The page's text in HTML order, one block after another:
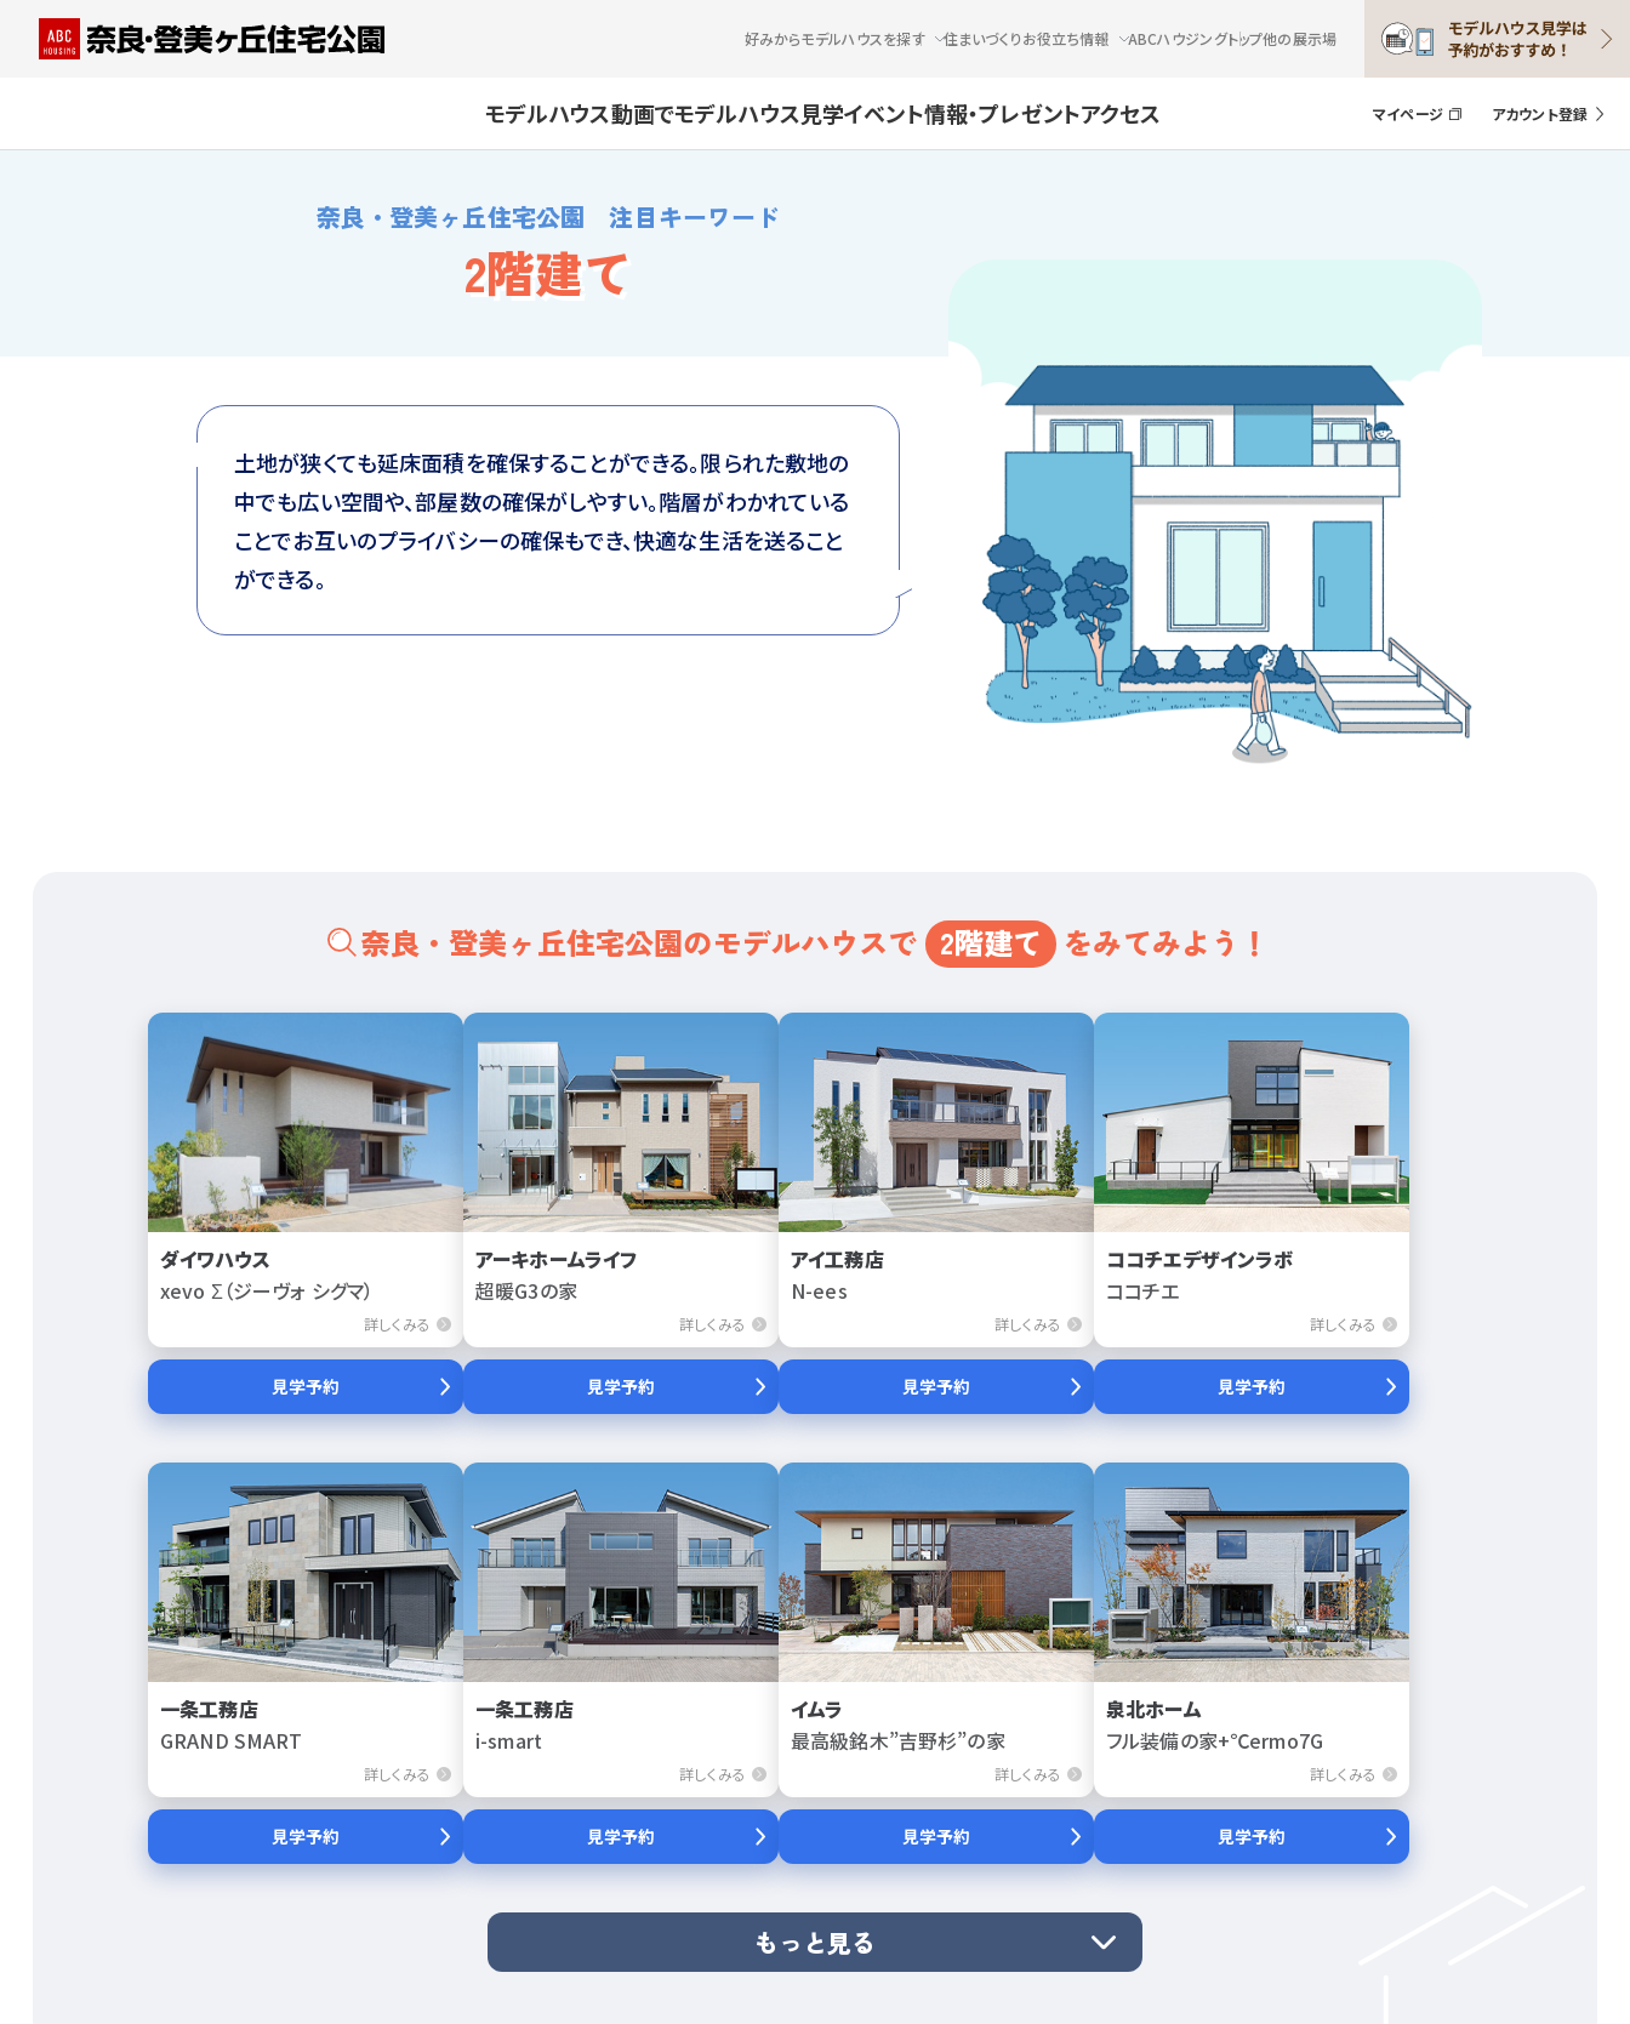
好みからモデルハウスを探す 住まいづくりお役立ち情報 ABCハウジングトップ他の展示場
モデルハウス動画でモデルハウス見学イベント情報・プレゼントアクセス マイページ アカウント登録
奈良・登美ヶ丘住宅公園 注目キーワード
2階建て
土地が狭くても延床面積を確保することができる。限られた敷地の
中でも広い空間や、部屋数の確保がしやすい。階層がわかれている
ことでお互いのプライバシーの確保もでき、快適な生活を送ること
ができる。
奈良・登美ヶ丘住宅公園のモデルハウスで 2階建て をみてみよう！
ダイワハウス
xevo Σ（ジーヴォ シグマ）
詳しくみる
見学予約
アーキホームライフ
超暖G3の家
詳しくみる
見学予約
アイ工務店
N-ees
詳しくみる
見学予約
ココチエデザインラボ
ココチエ
詳しくみる
見学予約
一条工務店
GRAND SMART
詳しくみる
見学予約
一条工務店
i-smart
詳しくみる
見学予約
イムラ
最高級銘木”吉野杉”の家
詳しくみる
見学予約
泉北ホーム
フル装備の家+℃ermo7G
詳しくみる
見学予約
もっと見る